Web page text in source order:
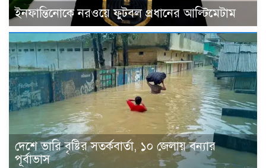
ইনফান্তিনোকে নরওয়ে ফুটবল প্রধানের আল্টিমেটাম
দেশে ভারি বৃষ্টির সতর্কবার্তা, ১০ জেলায় বন্যার
পূর্বাভাস